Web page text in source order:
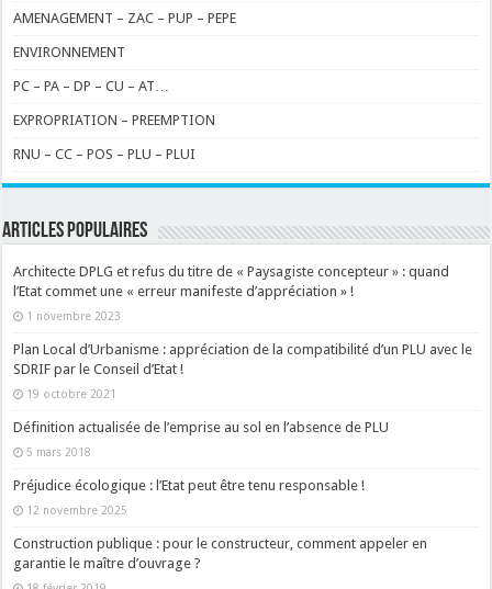
AMENAGEMENT – ZAC – PUP – PEPE
ENVIRONNEMENT
PC – PA – DP – CU – AT…
EXPROPRIATION – PREEMPTION
RNU – CC – POS – PLU – PLUI
ARTICLES POPULAIRES
Architecte DPLG et refus du titre de « Paysagiste concepteur » : quand
l’Etat commet une « erreur manifeste d’appréciation » !
1 novembre 2023
Plan Local d’Urbanisme : appréciation de la compatibilité d’un PLU avec le
SDRIF par le Conseil d’Etat !
19 octobre 2021
Définition actualisée de l’emprise au sol en l’absence de PLU
5 mars 2018
Préjudice écologique : l’Etat peut être tenu responsable !
12 novembre 2025
Construction publique : pour le constructeur, comment appeler en
garantie le maître d’ouvrage ?